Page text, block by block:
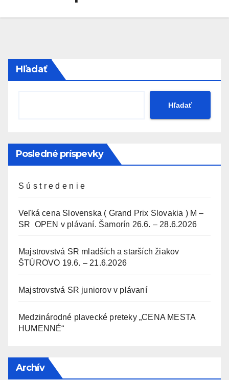
Hľadať
Hľadať
Posledné príspevky
S ú s t r e d e n i e
Veľká cena Slovenska ( Grand Prix Slovakia ) M –
SR OPEN v plávaní. Šamorín 26.6. – 28.6.2026
Majstrovstvá SR mladších a starších žiakov
ŠTÚROVO 19.6. – 21.6.2026
Majstrovstvá SR juniorov v plávaní
Medzinárodné plavecké preteky „CENA MESTA
HUMENNÉ“
Archív